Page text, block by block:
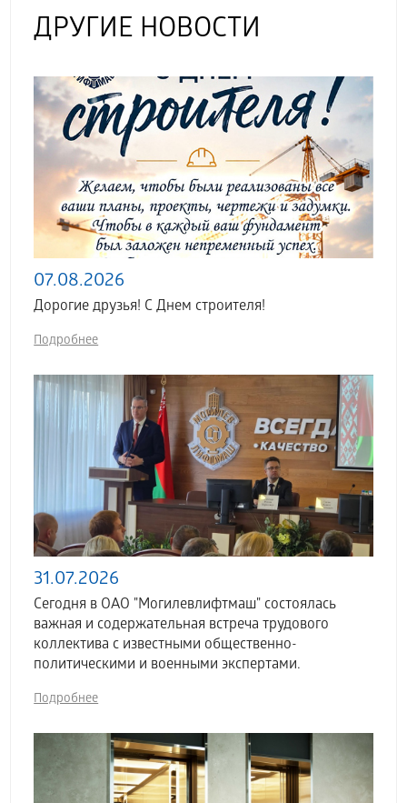
ДРУГИЕ НОВОСТИ
07.08.2026
Дорогие друзья! С Днем строителя!
Подробнее
31.07.2026
Сегодня в ОАО "Могилевлифтмаш" состоялась
важная и содержательная встреча трудового
коллектива с известными общественно-
политическими и военными экспертами.
Подробнее